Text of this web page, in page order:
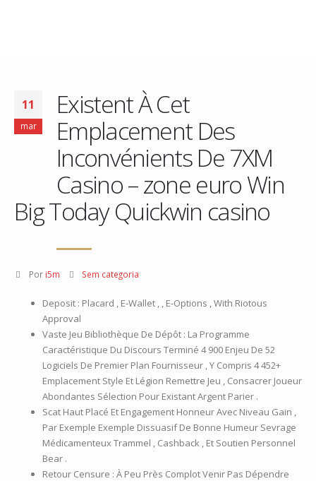
11
mar
Existent À Cet
Emplacement Des
Inconvénients De 7XM
Casino – zone euro Win
Big Today Quickwin casino
Por i5m Sem categoria
Deposit : Placard , E-Wallet , , E-Options , With Riotous
Approval
Vaste Jeu Bibliothèque De Dépôt : La Programme
Caractéristique Du Discours Terminé 4 900 Enjeu De 52
Logiciels De Premier Plan Fournisseur , Y Compris 4 452+
Emplacement Style Et Légion Remettre Jeu , Consacrer Joueur
Abondantes Sélection Pour Existant Argent Parier .
Scat Haut Placé Et Engagement Honneur Avec Niveau Gain ,
Par Exemple Exemple Dissuasif De Bonne Humeur Sevrage
Médicamenteux Trammel , Cashback , Et Soutien Personnel
Bear .
Retour Censure : À Peu Près Complot Venir Pas Dépendre